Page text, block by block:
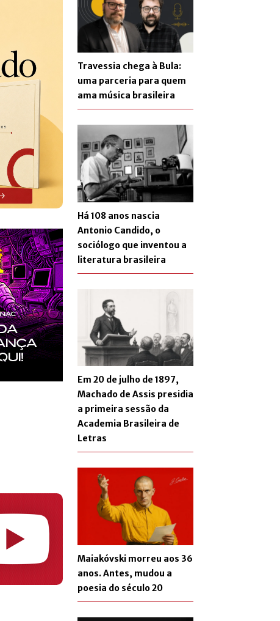
Travessia chega à Bula:
uma parceria para quem
ama música brasileira
Há 108 anos nascia
Antonio Candido, o
sociólogo que inventou a
literatura brasileira
Em 20 de julho de 1897,
Machado de Assis presidia
a primeira sessão da
Academia Brasileira de
Letras
Maiakóvski morreu aos 36
anos. Antes, mudou a
poesia do século 20